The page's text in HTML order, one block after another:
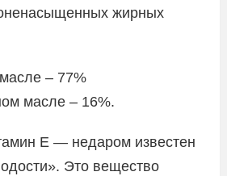
жирных
– 77%
масле – 16%.
Е — недаром известен
Это вещество